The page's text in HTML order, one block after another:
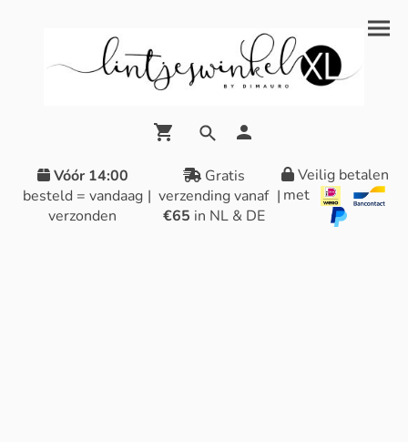
Vóór 14:00
besteld = vandaag
verzonden
|
Gratis
verzending vanaf
€65 in NL & DE
|
Veilig betalen
met